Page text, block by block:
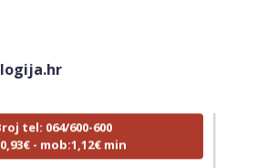
sudbinske karte, tarot
tel: 064/600-600
- mob:1,12€ min